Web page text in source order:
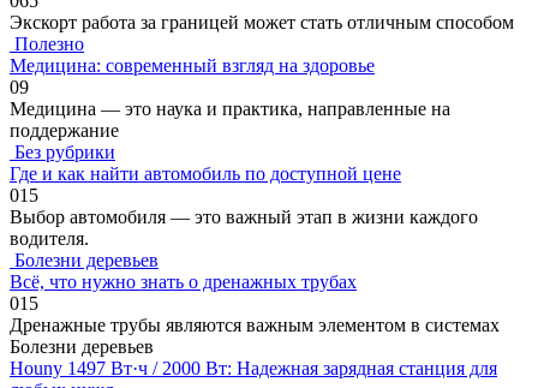
Экскорт работа за границей может стать отличным способом
Полезно
Медицина: современный взгляд на здоровье
09
Медицина — это наука и практика, направленные на
поддержание
Без рубрики
Где и как найти автомобиль по доступной цене
015
Выбор автомобиля — это важный этап в жизни каждого
водителя.
Болезни деревьев
Всё, что нужно знать о дренажных трубах
015
Дренажные трубы являются важным элементом в системах
Болезни деревьев
Houny 1497 Вт·ч / 2000 Вт: Надежная зарядная станция для